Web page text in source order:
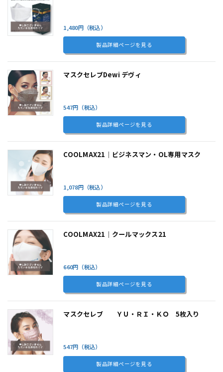
1,480円（税込）
製品詳細ページを見る
マスクセレブDewi デヴィ
547円（税込）
製品詳細ページを見る
COOLMAX21｜ビジネスマン・OL専用マスク
1,078円（税込）
製品詳細ページを見る
COOLMAX21｜クールマックス21
660円（税込）
製品詳細ページを見る
マスクセレブ ＹＵ・ＲＩ・ＫＯ 5枚入り
547円（税込）
製品詳細ページを見る